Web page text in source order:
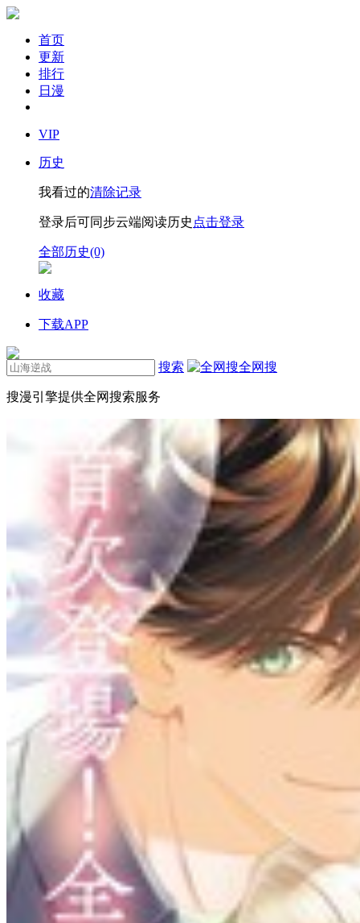
首页
更新
排行
日漫
VIP
历史
我看过的清除记录
登录后可同步云端阅读历史 点击登录
全部历史(0)
收藏
下载APP
搜索 全网搜
搜漫引擎提供全网搜索服务